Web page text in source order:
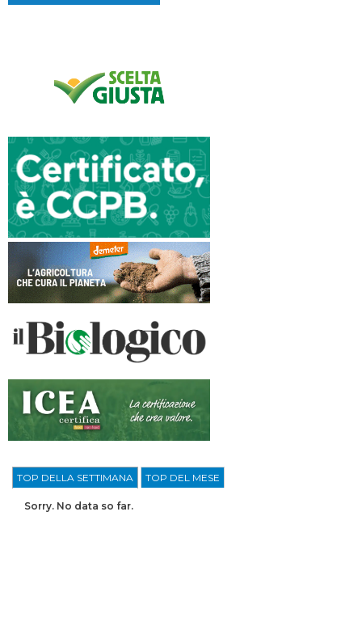
TOP DELLA SETTIMANA TOP DEL MESE
Sorry. No data so far.